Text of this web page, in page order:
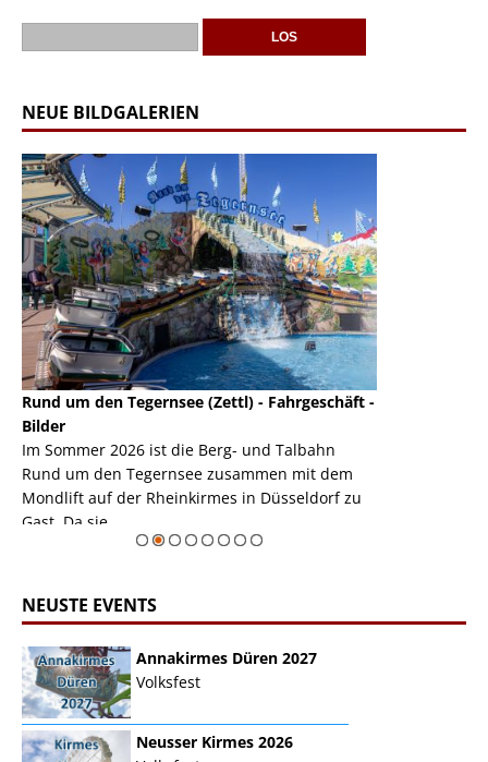
NEUE BILDGALERIEN
Rund um den Tegernsee (Zettl) - Fahrgeschäft -
Bilder
Im Sommer 2026 ist die Berg- und Talbahn
Rund um den Tegernsee zusammen mit dem
Mondlift auf der Rheinkirmes in Düsseldorf zu
Gast. Da sie ...
NEUSTE EVENTS
Annakirmes Düren 2027
Volksfest
Neusser Kirmes 2026